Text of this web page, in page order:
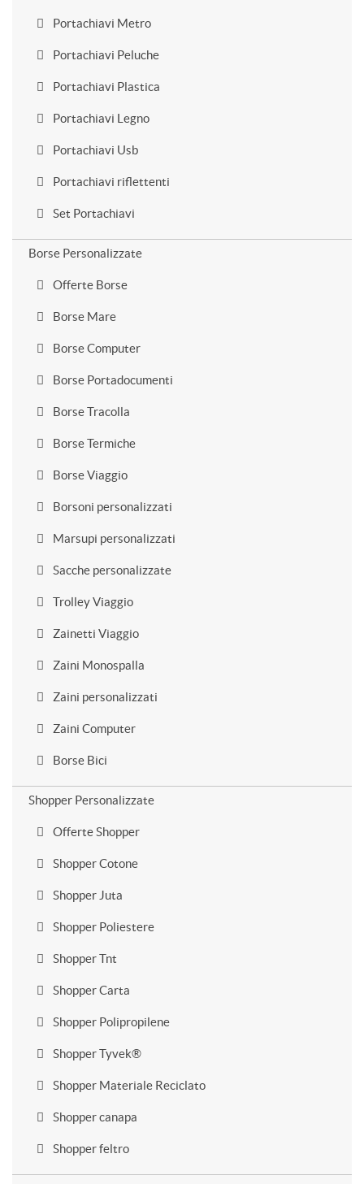
Portachiavi Metro
Portachiavi Peluche
Portachiavi Plastica
Portachiavi Legno
Portachiavi Usb
Portachiavi riflettenti
Set Portachiavi
Borse Personalizzate
Offerte Borse
Borse Mare
Borse Computer
Borse Portadocumenti
Borse Tracolla
Borse Termiche
Borse Viaggio
Borsoni personalizzati
Marsupi personalizzati
Sacche personalizzate
Trolley Viaggio
Zainetti Viaggio
Zaini Monospalla
Zaini personalizzati
Zaini Computer
Borse Bici
Shopper Personalizzate
Offerte Shopper
Shopper Cotone
Shopper Juta
Shopper Poliestere
Shopper Tnt
Shopper Carta
Shopper Polipropilene
Shopper Tyvek®
Shopper Materiale Reciclato
Shopper canapa
Shopper feltro